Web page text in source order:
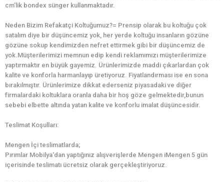
cm’lik bondex sünger kullanmaktadır.
Neden Bizim Refakatçi Koltuğumuz?= Prensip olarak bu koltuğu çok
satalım diye bir düşüncemiz yok, her yerde koltuğu insanların gözüne
gözüne sokup kendimizden nefret ettirmek gibi bir düşüncemiz de
yok.Müşterilerimizi memnun edip kendi reklamımızı müşterilerimize
yaptırmaktır en büyük gayemiz. Ürünlerimizde maddi çıkarlardan çok
kalite ve konforla harmanlayıp üretiyoruz. Fiyatlandırması ise en sona
bırakılmıştır. Ürünlerimize dikkat ederseniz piyasadaki ve diğer
firmalardaki koltuklara oranla daha bir hoş göze gelmektedir,bunun
sebebi elbette altında yatan kalite ve konforlu imalat düşüncesidir.
Teslimat Koşulları:
Mengen İçi teslimatlarda;
Pırımlar Mobilya‘dan yaptığınız alışverişlerde Mengen iMengen 5 gün
içerisinde teslimatı ücretsiz olarak gerçekleştiriyoruz.